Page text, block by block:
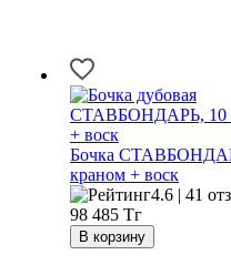
Бочка
краном + воск
4.6 | 41
98 485 Тг